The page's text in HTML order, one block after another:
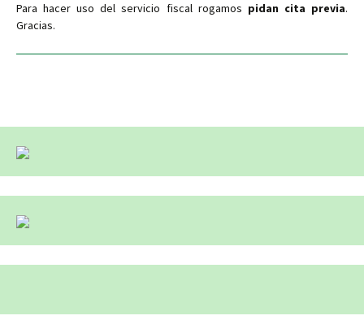
Para hacer uso del servicio fiscal rogamos pidan cita previa.
Gracias.